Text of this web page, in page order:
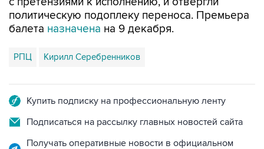
балетаназначенана 9 декабря.
РПЦ Кирилл Серебренников
Подписаться на рассылку главных новостей сайта
Получать оперативные новости в официальном